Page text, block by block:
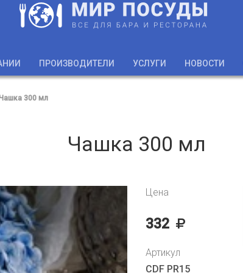
ПРОИЗВОДИТЕЛИ УСЛУГИ НОВОСТИ
300 мл
Чашка 300 мл
Цена
332
Артикул
CDF PR15